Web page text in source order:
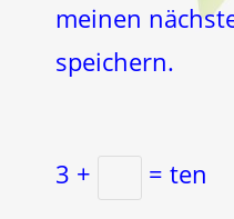
meinen
speichern.
3 + = ten